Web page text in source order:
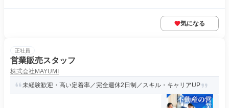
気になる
正社員
営業販売スタッフ
株式会社MAYUMI
未経験歓迎・高い定着率／完全週休2日制／スキル・キャリアUP